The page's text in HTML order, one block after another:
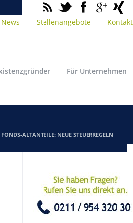
News Stellenangebote Kontakt
Für Unternehmen
FONDS-ALTANTEILE: NEUE STEUERREGELN